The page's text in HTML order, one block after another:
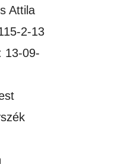
Attila
2-13
13-09-